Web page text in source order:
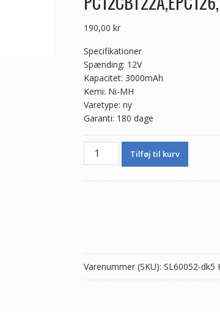
190,00 kr
Specifikationer
Spænding: 12V
Kapacitet: 3000mAh
Kemi: Ni-MH
Varetype: ny
Garanti: 180 dage
12V
3000mAh
Tilføj til kurv
Varenummer (SKU): SL60052-dk5